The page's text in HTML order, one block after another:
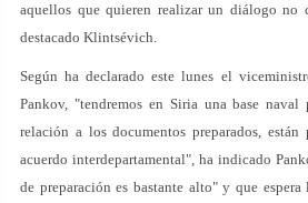
aquellos que quieren realizar un diálogo no
destacado Klintsévich.
Según ha declarado este lunes el
Pankov, "tendremos en Siria una base naval
relación a los documentos preparados,
acuerdo interdepartamental", ha indicado
de preparación es bastante alto" y que